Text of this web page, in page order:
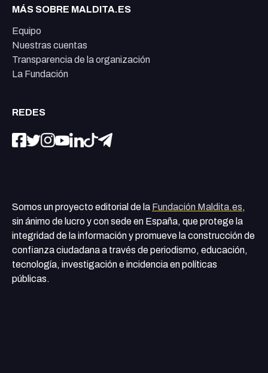
MÁS SOBRE MALDITA.ES
Equipo
Nuestras cuentas
Transparencia de la organización
La Fundación
REDES
Somos un proyecto editorial de la Fundación Maldita.es,
sin ánimo de lucro y con sede en España, que protege la
integridad de la información y promueve la construcción de
confianza ciudadana a través de periodismo, educación,
tecnología, investigación e incidencia en políticas
públicas.